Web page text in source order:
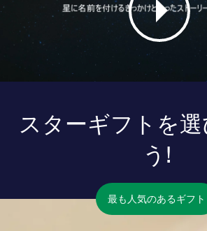
スターギフトを選
う!
最も人気のあるギフト